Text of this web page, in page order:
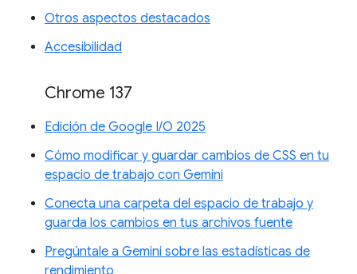
Otros aspectos destacados
Accesibilidad
Chrome 137
Edición de Google I/O 2025
Cómo modificar y guardar cambios de CSS en tu
espacio de trabajo con Gemini
Conecta una carpeta del espacio de trabajo y
guarda los cambios en tus archivos fuente
Pregúntale a Gemini sobre las estadísticas de